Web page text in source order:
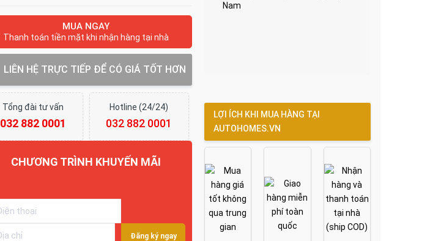
MUA NGAY
Thanh toán tiền mặt khi nhận hàng tại nhà
LIÊN HỆ TRỰC TIẾP ĐỂ CÓ GIÁ TỐT HƠN
Tổng đài tư vấn
032 882 0001
Hotline (24/24)
032 882 0001
CHƯƠNG TRÌNH KHUYẾN MÃI
Đăng ký ngay
Nam
LỢI ÍCH KHI MUA HÀNG TẠI
AUTOHOMES.VN